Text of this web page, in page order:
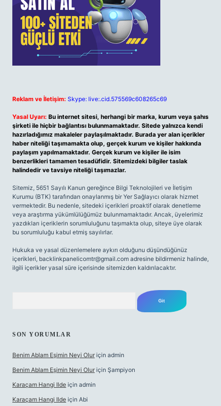
Reklam ve İletişim: Skype: live:.cid.575569c608265c69
Yasal Uyarı: Bu internet sitesi, herhangi bir marka, kurum veya şahıs
şirketi ile hiçbir bağlantısı bulunmamaktadır. Sitede yalnızca kendi
hazırladığımız makaleler paylaşılmaktadır. Burada yer alan içerikler
haber niteliği taşımamakta olup, gerçek kurum ve kişiler hakkında
paylaşım yapılmamaktadır. Gerçek kurum ve kişiler ile isim
benzerlikleri tamamen tesadüfidir. Sitemizdeki bilgiler taslak
halindedir ve tavsiye niteliği taşımazlar.
Sitemiz, 5651 Sayılı Kanun gereğince Bilgi Teknolojileri ve İletişim
Kurumu (BTK) tarafından onaylanmış bir Yer Sağlayıcı olarak hizmet
vermektedir. Bu nedenle, sitedeki içerikleri proaktif olarak denetleme
veya araştırma yükümlülüğümüz bulunmamaktadır. Ancak, üyelerimiz
yazdıkları içeriklerin sorumluluğunu taşımakta olup, siteye üye olarak
bu sorumluluğu kabul etmiş sayılırlar.
Hukuka ve yasal düzenlemelere aykırı olduğunu düşündüğünüz
içerikleri, backlinkpanelicomtr@gmail.com adresine bildirmeniz halinde,
ilgili içerikler yasal süre içerisinde sitemizden kaldırılacaktır.
SON YORUMLAR
Benim Ablam Eşimin Neyi Olur için admin
Benim Ablam Eşimin Neyi Olur için Şampiyon
Karaçam Hangi Ilde için admin
Karaçam Hangi Ilde için Abi